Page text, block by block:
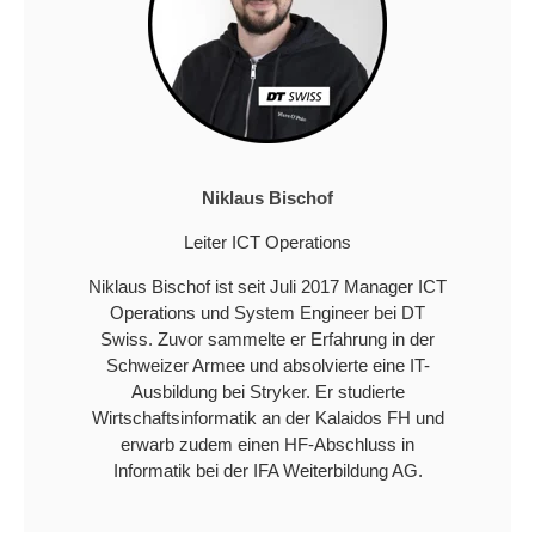
Niklaus Bischof
Leiter ICT Operations
Niklaus Bischof ist seit Juli 2017 Manager ICT
Operations und System Engineer bei DT
Swiss. Zuvor sammelte er Erfahrung in der
Schweizer Armee und absolvierte eine IT-
Ausbildung bei Stryker. Er studierte
Wirtschaftsinformatik an der Kalaidos FH und
erwarb zudem einen HF-Abschluss in
Informatik bei der IFA Weiterbildung AG.